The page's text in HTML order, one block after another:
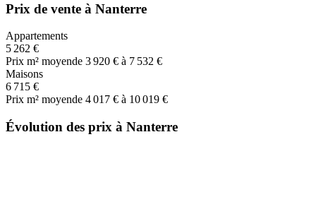
Prix de vente à Nanterre
Appartements
5 262 €
Prix m² moyende 3 920 € à 7 532 €
Maisons
6 715 €
Prix m² moyende 4 017 € à 10 019 €
Évolution des prix à Nanterre